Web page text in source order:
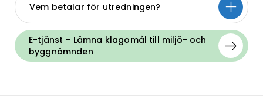
Vem betalar för utredningen?
E-tjänst – Lämna klagomål till miljö- och
byggnämnden